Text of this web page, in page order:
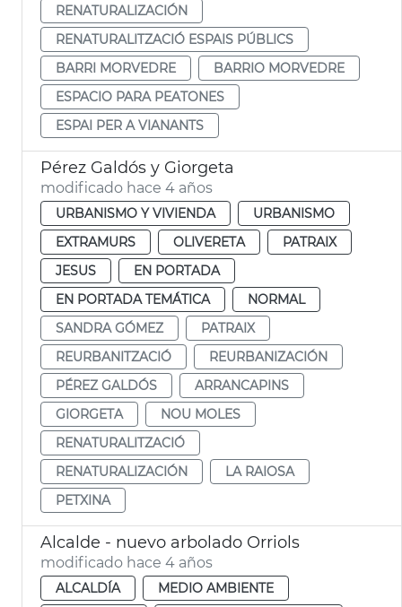
RENATURALIZACIÓN
RENATURALITZACIÓ ESPAIS PÚBLICS
BARRI MORVEDRE
BARRIO MORVEDRE
ESPACIO PARA PEATONES
ESPAI PER A VIANANTS
Pérez Galdós y Giorgeta
modificado hace 4 años
URBANISMO Y VIVIENDA
URBANISMO
EXTRAMURS
OLIVERETA
PATRAIX
JESUS
EN PORTADA
EN PORTADA TEMÁTICA
NORMAL
SANDRA GÓMEZ
PATRAIX
REURBANITZACIÓ
REURBANIZACIÓN
PÉREZ GALDÓS
ARRANCAPINS
GIORGETA
NOU MOLES
RENATURALITZACIÓ
RENATURALIZACIÓN
LA RAIOSA
PETXINA
Alcalde - nuevo arbolado Orriols
modificado hace 4 años
ALCALDÍA
MEDIO AMBIENTE